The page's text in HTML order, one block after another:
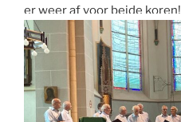
er weer af voor beide koren!